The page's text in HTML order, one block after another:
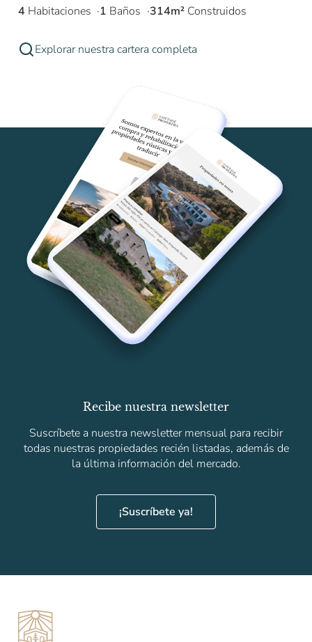
4 Habitaciones 1 Baños 314m² Construidos
Explorar nuestra cartera completa
Recibe nuestra newsletter
Suscríbete a nuestra newsletter mensual para recibir
todas nuestras propiedades recién listadas, además de
la última información del mercado.
¡Suscríbete ya!